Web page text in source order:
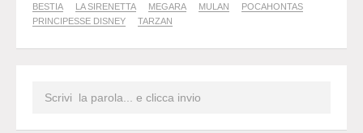
BESTIA
LA SIRENETTA MEGARA MULAN
POCAHONTAS
PRINCIPESSE DISNEY
TARZAN